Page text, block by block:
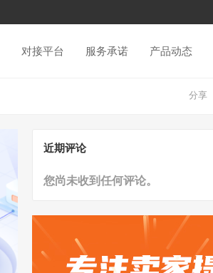
对接平台 服务承诺 产品动态
近期评论
您尚未收到任何评论。